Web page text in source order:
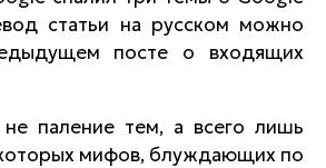
Все контакты
статьи на русском можно
посте о входящих
паление тем, а всего лишь
мифов, блуждающих по